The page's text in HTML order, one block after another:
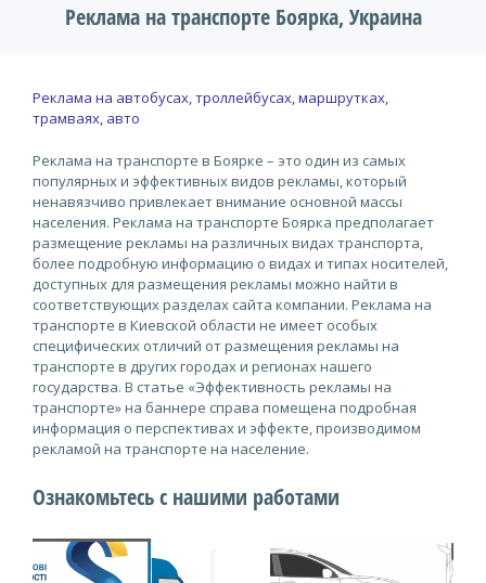
Реклама на транспорте Боярка, Украина
Реклама на автобусах, троллейбусах, маршрутках,
трамваях, авто
Реклама на транспорте в Боярке – это один из самых
популярных и эффективных видов рекламы, который
ненавязчиво привлекает внимание основной массы
населения. Реклама на транспорте Боярка предполагает
размещение рекламы на различных видах транспорта,
более подробную информацию о видах и типах носителей,
доступных для размещения рекламы можно найти в
соответствующих разделах сайта компании. Реклама на
транспорте в Киевской области не имеет особых
специфических отличий от размещения рекламы на
транспорте в других городах и регионах нашего
государства. В статье «Эффективность рекламы на
транспорте» на баннере справа помещена подробная
информация о перспективах и эффекте, производимом
рекламой на транспорте на население.
Ознакомьтесь с нашими работами